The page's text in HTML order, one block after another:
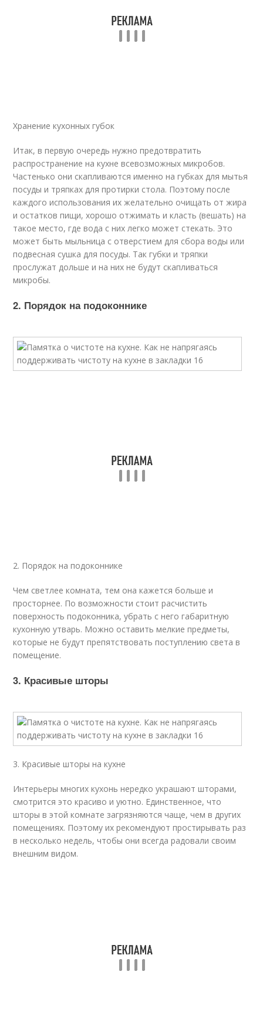
Хранение кухонных губок
Итак, в первую очередь нужно предотвратить
распространение на кухне всевозможных микробов.
Частенько они скапливаются именно на губках для мытья
посуды и тряпках для протирки стола. Поэтому после
каждого использования их желательно очищать от жира
и остатков пищи, хорошо отжимать и класть (вешать) на
такое место, где вода с них легко может стекать. Это
может быть мыльница с отверстием для сбора воды или
подвесная сушка для посуды. Так губки и тряпки
прослужат дольше и на них не будут скапливаться
микробы.
2. Порядок на подоконнике
2. Порядок на подоконнике
Чем светлее комната, тем она кажется больше и
просторнее. По возможности стоит расчистить
поверхность подоконника, убрать с него габаритную
кухонную утварь. Можно оставить мелкие предметы,
которые не будут препятствовать поступлению света в
помещение.
3. Красивые шторы
3. Красивые шторы на кухне
Интерьеры многих кухонь нередко украшают шторами,
смотрится это красиво и уютно. Единственное, что
шторы в этой комнате загрязняются чаще, чем в других
помещениях. Поэтому их рекомендуют простирывать раз
в несколько недель, чтобы они всегда радовали своим
внешним видом.